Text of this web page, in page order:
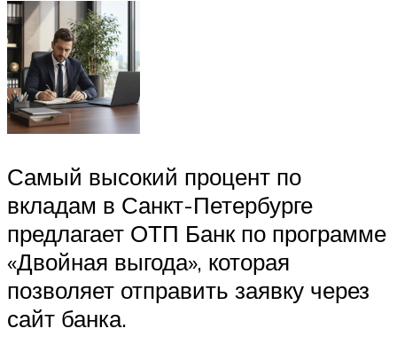
Самый высокий процент по
вкладам в Санкт-Петербурге
предлагает ОТП Банк по программе
«Двойная выгода», которая
позволяет отправить заявку через
сайт банка.